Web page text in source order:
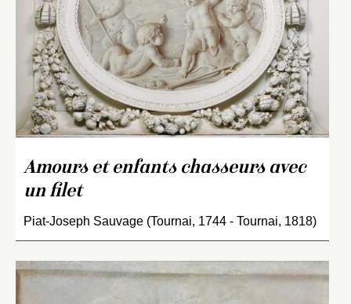
Amours et enfants chasseurs avec
un filet
Piat-Joseph Sauvage (Tournai, 1744 - Tournai, 1818)